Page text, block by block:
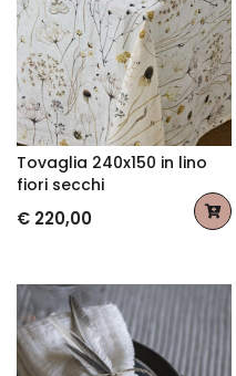
Tovaglia 240x150 in lino
fiori secchi
€ 220,00